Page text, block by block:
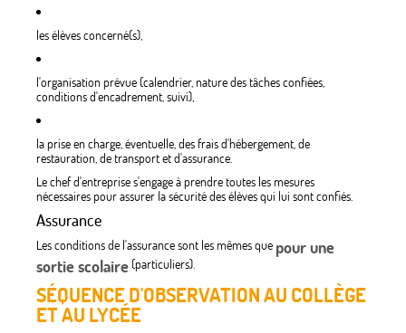
les élèves concerné(s),
l'organisation prévue (calendrier, nature des tâches confiées,
conditions d'encadrement, suivi),
la prise en charge, éventuelle, des frais d'hébergement, de
restauration, de transport et d'assurance.
Le chef d'entreprise s'engage à prendre toutes les mesures
nécessaires pour assurer la sécurité des élèves qui lui sont confiés.
Assurance
Les conditions de l'assurance sont les mêmes que pour une
sortie scolaire(particuliers).
SÉQUENCE D'OBSERVATION AU COLLÈGE
ET AU LYCÉE